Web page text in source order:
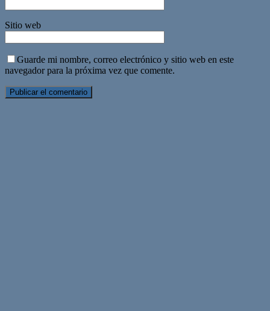
Sitio web
Guarde mi nombre, correo electrónico y sitio web en este
navegador para la próxima vez que comente.